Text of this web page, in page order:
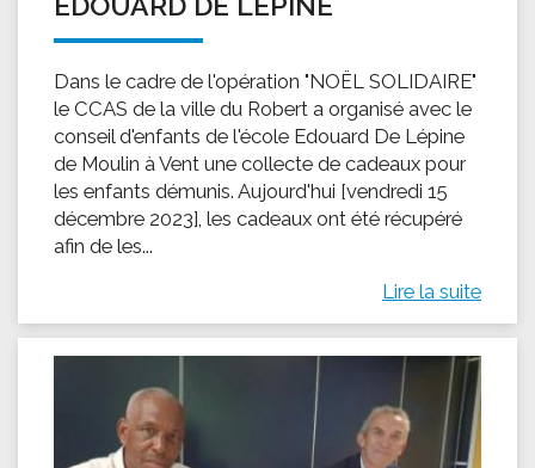
Dans le cadre de l'opération "NOËL SOLIDAIRE"
le CCAS de la ville du Robert a organisé avec le
conseil d'enfants de l'école Edouard De Lépine
de Moulin à Vent une collecte de cadeaux pour
les enfants démunis. Aujourd'hui [vendredi 15
décembre 2023], les cadeaux ont été récupéré
afin de les...
Lire la suite